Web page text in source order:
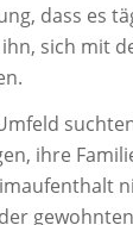
dass es
sich mit
ihre